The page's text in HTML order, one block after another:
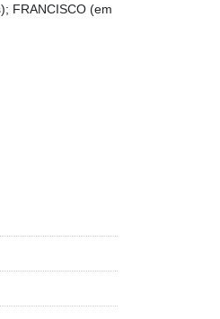
FRANCISCO (em